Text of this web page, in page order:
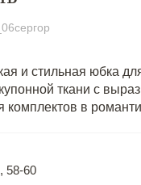
и стильная юбка
ткани с
комплектов в
58-60